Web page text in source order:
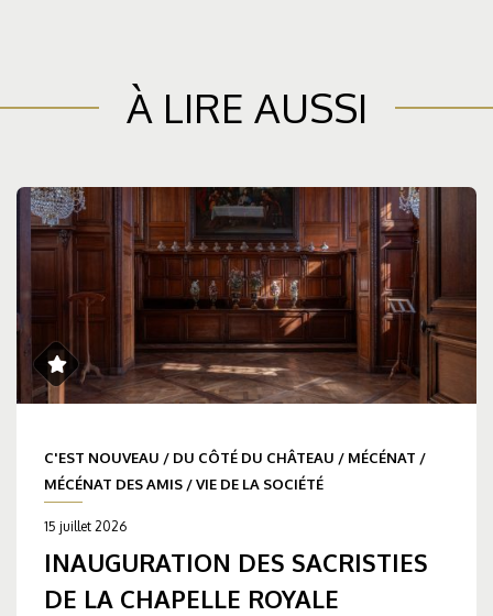
À LIRE AUSSI
C'EST NOUVEAU / DU CÔTÉ DU CHÂTEAU / MÉCÉNAT /
MÉCÉNAT DES AMIS /VIE DE LA SOCIÉTÉ
15 juillet 2026
INAUGURATION DES SACRISTIES
DE LA CHAPELLE ROYALE